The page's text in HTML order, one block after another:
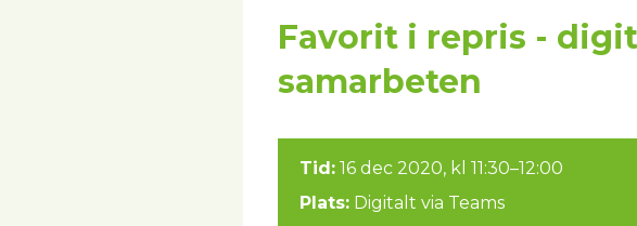
Favorit i repris -
samarbeten
Tid: 16 dec 2020, kl 11:30–12:00
Plats: Digitalt via Teams